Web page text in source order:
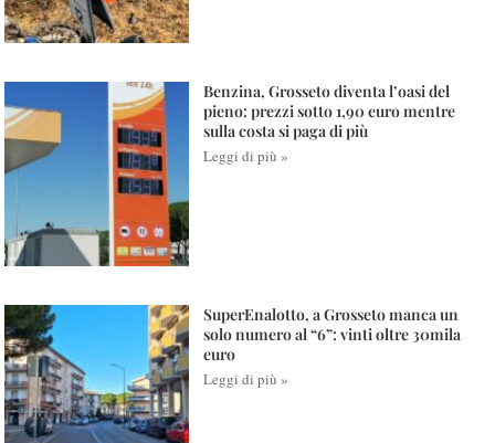
Benzina, Grosseto diventa l’oasi del
pieno: prezzi sotto 1,90 euro mentre
sulla costa si paga di più
Leggi di più »
SuperEnalotto, a Grosseto manca un
solo numero al “6”: vinti oltre 30mila
euro
Leggi di più »